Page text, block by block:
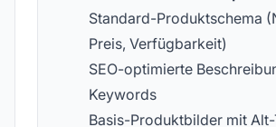
Standard-Produktschema
Preis, Verfügbarkeit)
SEO-optimierte
Keywords
Basis-Produktbilder mit